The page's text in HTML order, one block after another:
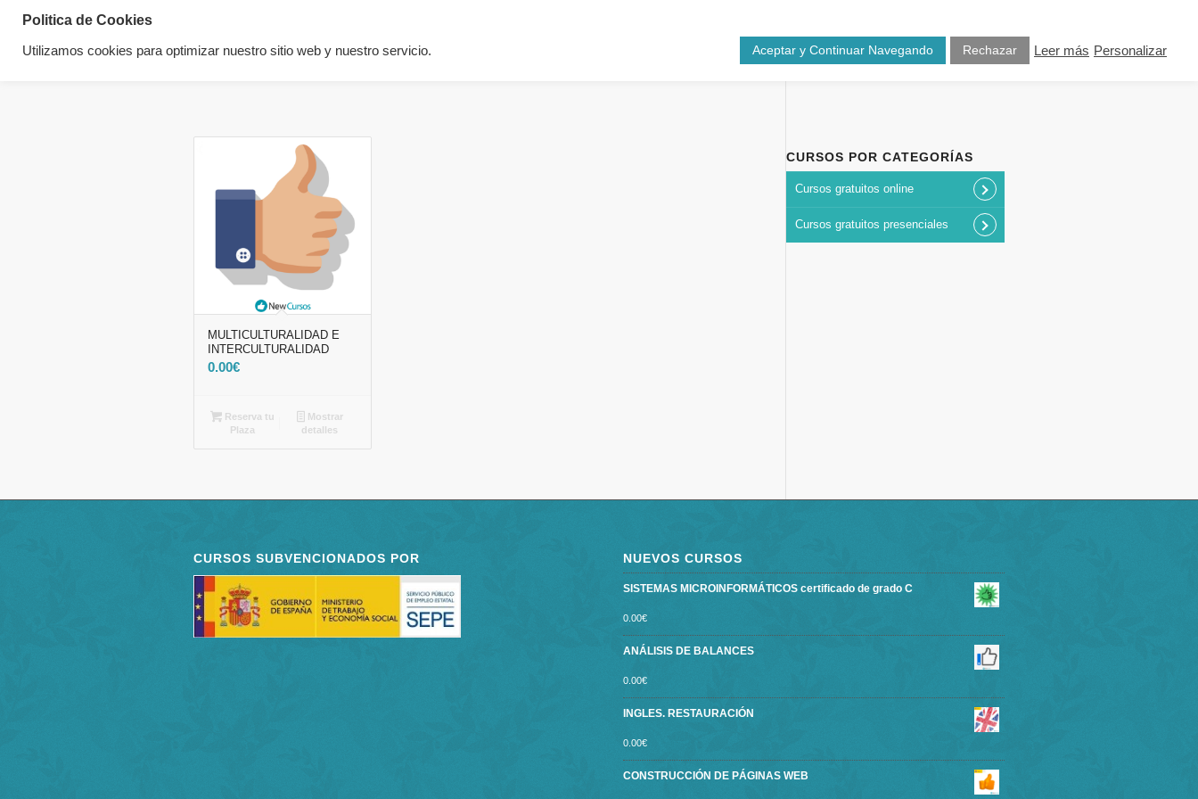
Cursos Nosotros Blog Contacto
MULTICULTURALIDAD E
INTERCULTURALIDAD
0.00€
Reserva tu
Plaza
Mostrar
detalles
CURSOS POR CATEGORÍAS
Cursos gratuitos online
Cursos gratuitos presenciales
CURSOS SUBVENCIONADOS POR NUEVOS CURSOS
SISTEMAS MICROINFORMÁTICOS certificado de grado C
0.00€
ANÁLISIS DE BALANCES
0.00€
INGLES. RESTAURACIÓN
0.00€
CONSTRUCCIÓN DE PÁGINAS WEB
Politica de Cookies
Utilizamos cookies para optimizar nuestro sitio web y nuestro servicio. Aceptar y Continuar Navegando Rechazar Leer más Personalizar